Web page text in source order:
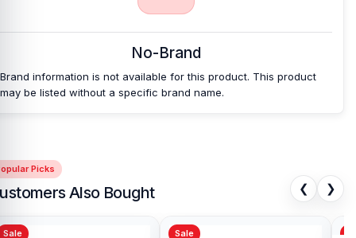
No-Brand
Brand information is not available for this product. This product
may be listed without a specific brand name.
Picks
Also Bought ❮ ❯
Sale Sale